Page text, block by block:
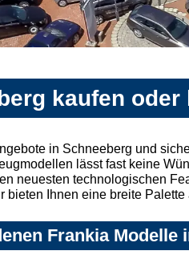
kaufen oder
in Schneeberg und
lässt fast keine
neuesten technologischen
bieten Ihnen eine breite Palette
Frankia